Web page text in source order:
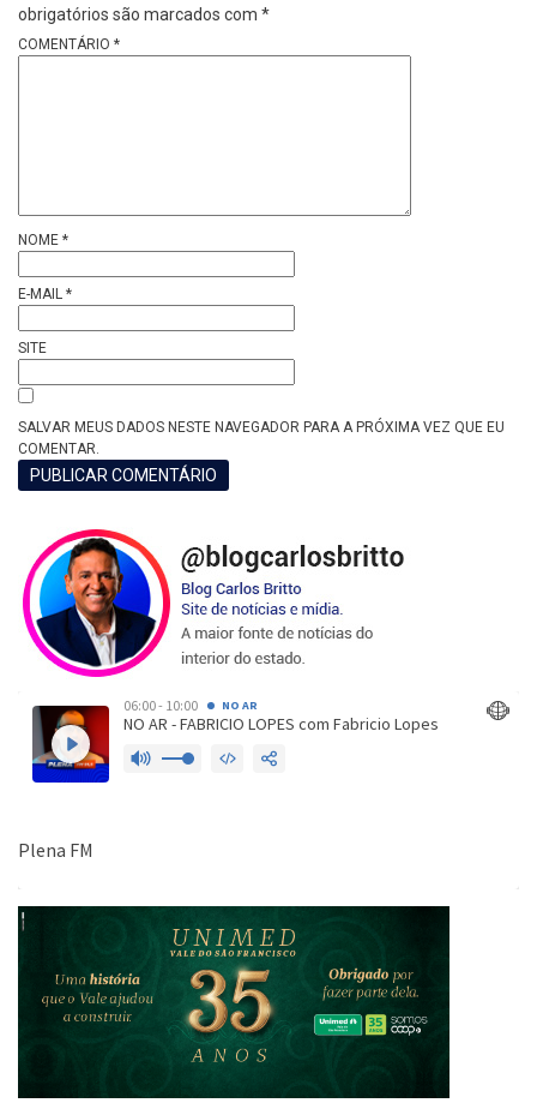
obrigatórios são marcados com *
COMENTÁRIO *
NOME *
E-MAIL *
SITE
SALVAR MEUS DADOS NESTE NAVEGADOR PARA A PRÓXIMA VEZ QUE EU
COMENTAR.